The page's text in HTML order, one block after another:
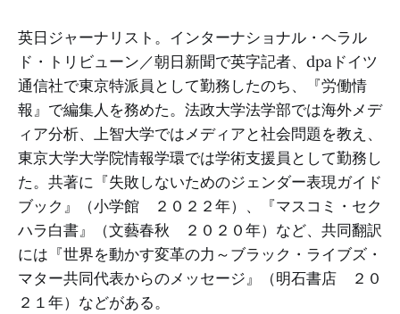
英日ジャーナリスト。インターナショナル・ヘラル
ド・トリビューン／朝日新聞で英字記者、dpaドイツ
通信社で東京特派員として勤務したのち、『労働情
報』で編集人を務めた。法政大学法学部では海外メデ
ィア分析、上智大学ではメディアと社会問題を教え、
東京大学大学院情報学環では学術支援員として勤務し
た。共著に『失敗しないためのジェンダー表現ガイド
ブック』（小学館 ２０２２年）、『マスコミ・セク
ハラ白書』（文藝春秋 ２０２０年）など、共同翻訳
には『世界を動かす変革の力～ブラック・ライブズ・
マター共同代表からのメッセージ』（明石書店 ２０
２１年）などがある。